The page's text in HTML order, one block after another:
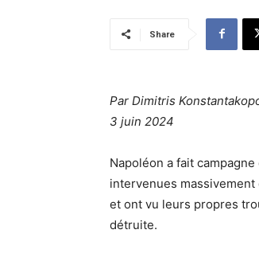
Share
Par Dimitris
3 juin 2024
Napoléon a fait
intervenues
et ont vu leurs propres
détruite.